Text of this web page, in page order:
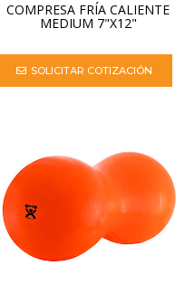
COMPRESA FRÍA CALIENTE
MEDIUM 7"X12"
SOLICITAR COTIZACIÓN